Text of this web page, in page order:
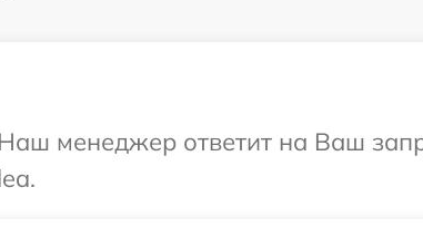
менеджер ответит на Ваш